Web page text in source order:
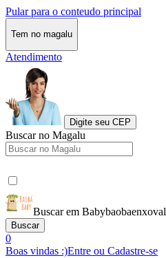
Pular para o conteudo principal
Tem no magalu
Atendimento
Digite seu CEP
Buscar no Magalu
Buscar em Babybaobaenxoval
Buscar
0
Boas vindas :)Entre ou Cadastre-se